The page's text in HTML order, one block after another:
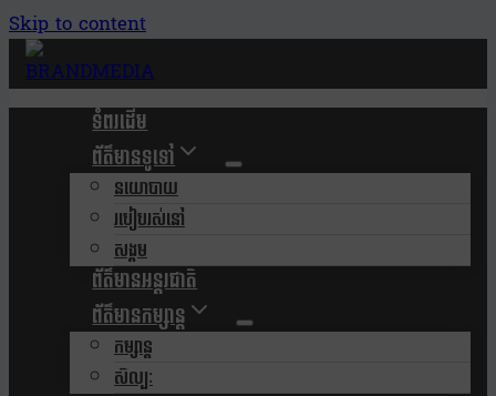
Skip to content
ទំពរដើម
ព័ត៌មានទូទៅ
នយោបាយ
របៀបរស់នៅ
សង្គម
ព័ត៌មានអន្តរជាតិ
ព័ត៌មានកម្សាន្ត
កម្សាន្ត
សិល្បៈ